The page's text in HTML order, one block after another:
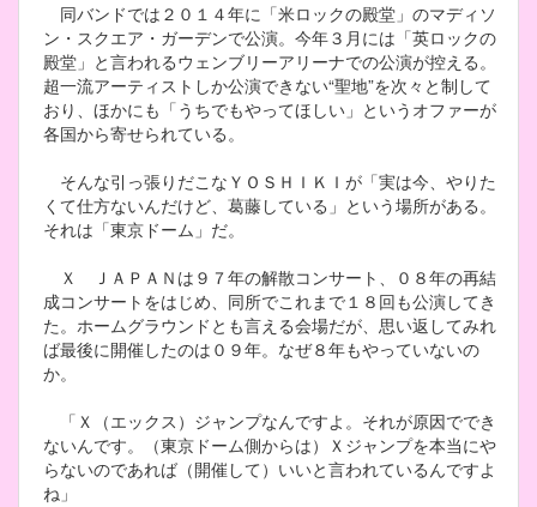
同バンドでは２０１４年に「米ロックの殿堂」のマディソ
ン・スクエア・ガーデンで公演。今年３月には「英ロックの
殿堂」と言われるウェンブリーアリーナでの公演が控える。
超一流アーティストしか公演できない“聖地”を次々と制して
おり、ほかにも「うちでもやってほしい」というオファーが
各国から寄せられている。
そんな引っ張りだこなＹＯＳＨＩＫＩが「実は今、やりた
くて仕方ないんだけど、葛藤している」という場所がある。
それは「東京ドーム」だ。
Ｘ ＪＡＰＡＮは９７年の解散コンサート、０８年の再結
成コンサートをはじめ、同所でこれまで１８回も公演してき
た。ホームグラウンドとも言える会場だが、思い返してみれ
ば最後に開催したのは０９年。なぜ８年もやっていないの
か。
「Ｘ（エックス）ジャンプなんですよ。それが原因ででき
ないんです。（東京ドーム側からは）Ｘジャンプを本当にや
らないのであれば（開催して）いいと言われているんですよ
ね」